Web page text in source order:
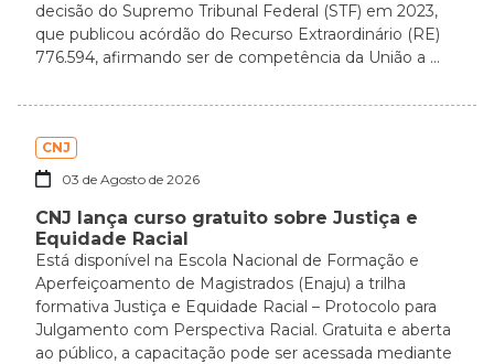
decisão do Supremo Tribunal Federal (STF) em 2023,
que publicou acórdão do Recurso Extraordinário (RE)
776.594, afirmando ser de competência da União a ...
CNJ
03 de Agosto de 2026
CNJ lança curso gratuito sobre Justiça e
Equidade Racial
Está disponível na Escola Nacional de Formação e
Aperfeiçoamento de Magistrados (Enaju) a trilha
formativa Justiça e Equidade Racial – Protocolo para
Julgamento com Perspectiva Racial. Gratuita e aberta
ao público, a capacitação pode ser acessada mediante